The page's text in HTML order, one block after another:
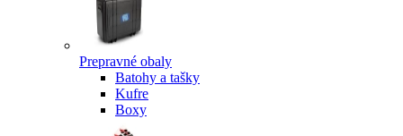
Prepravné obaly
Batohy a tašky
Kufre
Boxy